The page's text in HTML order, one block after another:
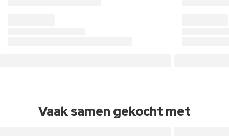
Vaak samen gekocht met